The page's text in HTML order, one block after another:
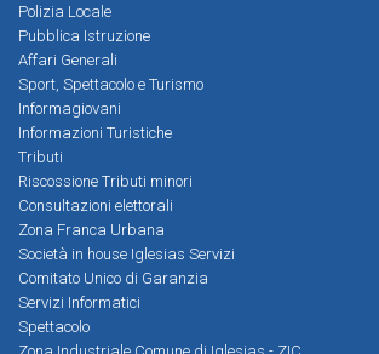
Polizia Locale
Pubblica Istruzione
Affari Generali
Sport, Spettacolo e Turismo
Informagiovani
Informazioni Turistiche
Tributi
Riscossione Tributi minori
Consultazioni elettorali
Zona Franca Urbana
Società in house Iglesias Servizi
Comitato Unico di Garanzia
Servizi Informatici
Spettacolo